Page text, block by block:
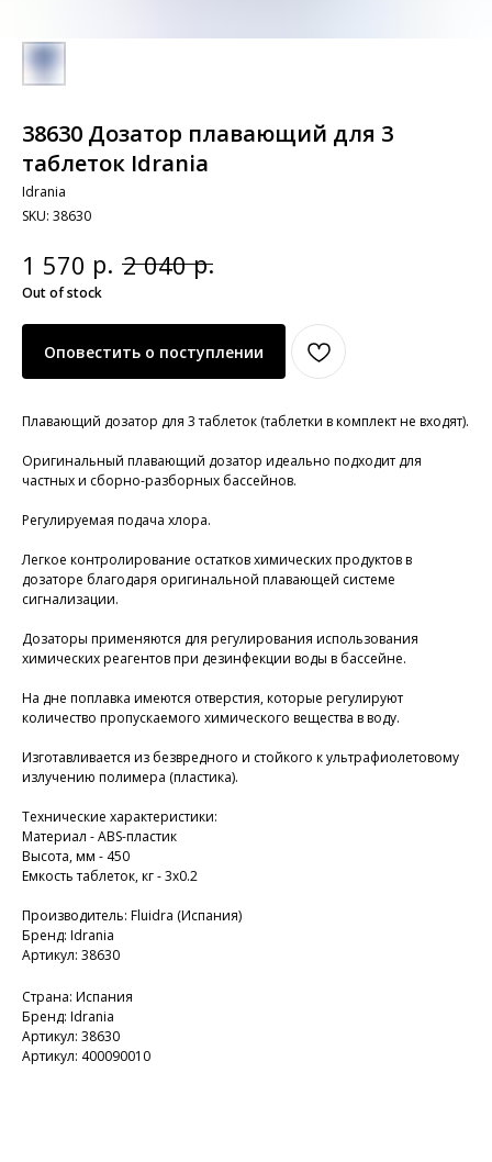
38630 Дозатор плавающий для 3
таблeток Idrania
Idrania
SKU: 38630
1 570 р. 2 040 р.
Out of stock
Оповестить о поступлении
Плавающий дозатор для 3 таблеток (таблетки в комплект не входят).
Оригинальный плавающий дозатор идеально подходит для
частных и сборно-разборных бассейнов.
Регулируемая подача хлора.
Легкое контролирование остатков химических продуктов в
дозаторе благодаря оригинальной плавающей системе
сигнализации.
Дозаторы применяются для регулирования использования
химических реагентов при дезинфекции воды в бассейне.
На дне поплавка имеются отверстия, которые регулируют
количество пропускаемого химического вещества в воду.
Изготавливается из безвредного и стойкого к ультрафиолетовому
излучению полимера (пластика).
Технические характеристики:
Материал - ABS-пластик
Высота, мм - 450
Емкость таблеток, кг - 3x0.2
Производитель: Fluidra (Испания)
Бренд: Idrania
Артикул: 38630
Страна: Испания
Бренд: Idrania
Артикул: 38630
Артикул: 400090010